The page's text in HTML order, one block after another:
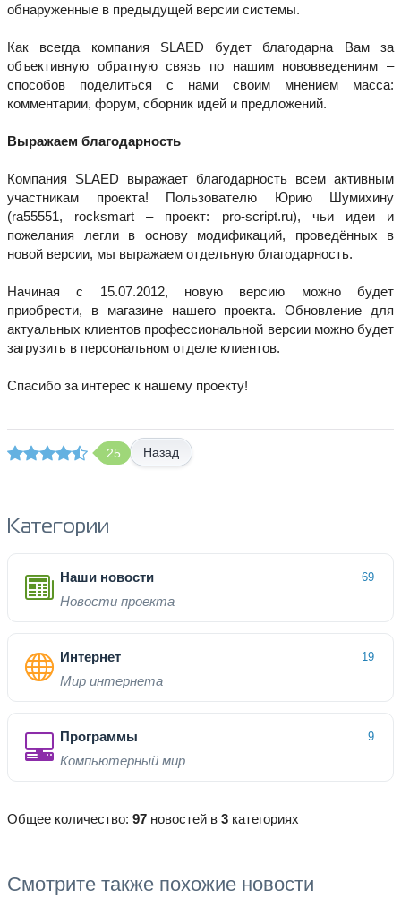
обнаруженные в предыдущей версии системы.
Как всегда компания SLAED будет благодарна Вам за
объективную обратную связь по нашим нововведениям –
способов поделиться с нами своим мнением масса:
комментарии, форум, сборник идей и предложений.
Выражаем благодарность
Компания SLAED выражает благодарность всем активным
участникам проекта! Пользователю Юрию Шумихину
(ra55551, rocksmart – проект: pro-script.ru), чьи идеи и
пожелания легли в основу модификаций, проведённых в
новой версии, мы выражаем отдельную благодарность.
Начиная с 15.07.2012, новую версию можно будет
приобрести, в магазине нашего проекта. Обновление для
актуальных клиентов профессиональной версии можно будет
загрузить в персональном отделе клиентов.
Спасибо за интерес к нашему проекту!
25 Назад
Категории
Наши новости 69
Новости проекта
Интернет 19
Мир интернета
Программы 9
Компьютерный мир
Общее количество: 97 новостей в 3 категориях
Смотрите также похожие новости